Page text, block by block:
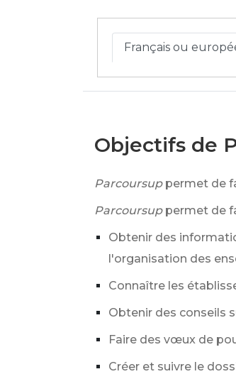
Français ou
Objectifs de
Parcoursup permet de
Parcoursup permet de
Obtenir des
l'organisation des
Connaître les
Obtenir des conseils
Faire des vœux de
Créer et suivre le